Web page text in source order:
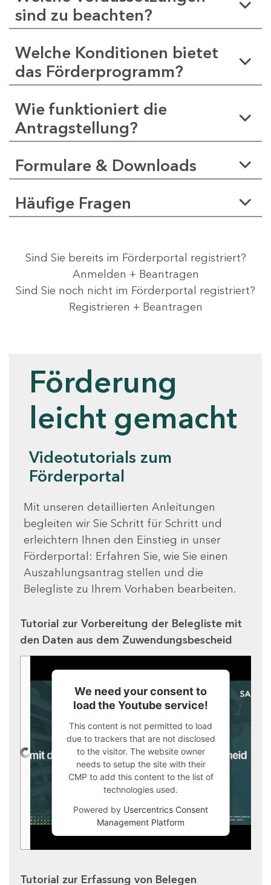
sind zu beachten?
Welche Konditionen bietet
das Förderprogramm?
Wie funktioniert die
Antragstellung?
Formulare & Downloads
Häufige Fragen
Sind Sie bereits im Förderportal registriert?
Anmelden + Beantragen
Sind Sie noch nicht im Förderportal registriert?
Registrieren + Beantragen
Förderung
leicht gemacht
Videotutorials zum
Förderportal
Mit unseren detaillierten Anleitungen
begleiten wir Sie Schritt für Schritt und
erleichtern Ihnen den Einstieg in unser
Förderportal: Erfahren Sie, wie Sie einen
Auszahlungsantrag stellen und die
Belegliste zu Ihrem Vorhaben bearbeiten.
Tutorial zur Vorbereitung der Belegliste mit
den Daten aus dem Zuwendungsbescheid
We need your consent to
load the Youtube service!
This content is not permitted to load
due to trackers that are not disclosed
to the visitor. The website owner
needs to setup the site with their
CMP to add this content to the list of
technologies used.
Powered by Usercentrics Consent
Management Platform
Tutorial zur Erfassung von Belegen